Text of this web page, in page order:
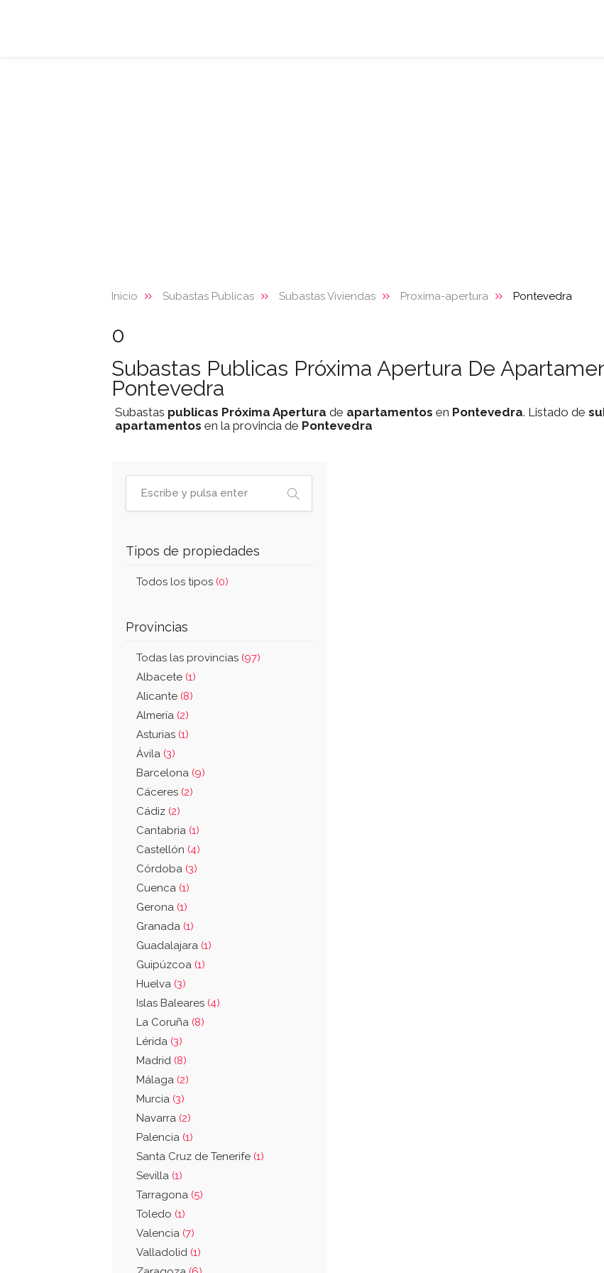
Inicio Subastas Publicas Subastas Viviendas Proxima-apertura Pontevedra
0
Subastas Publicas Próxima Apertura De
Pontevedra
Subastas publicas Próxima Apertura de apartamentos en Pontevedra. Listado de
apartamentos en la provincia de Pontevedra
Tipos de propiedades
Todos los tipos (0)
Provincias
Todas las provincias (97)
Albacete (1)
Alicante (8)
Almería (2)
Asturias (1)
Ávila (3)
Barcelona (9)
Cáceres (2)
Cádiz (2)
Cantabria (1)
Castellón (4)
Córdoba (3)
Cuenca (1)
Gerona (1)
Granada (1)
Guadalajara (1)
Guipúzcoa (1)
Huelva (3)
Islas Baleares (4)
La Coruña (8)
Lérida (3)
Madrid (8)
Málaga (2)
Murcia (3)
Navarra (2)
Palencia (1)
Santa Cruz de Tenerife (1)
Sevilla (1)
Tarragona (5)
Toledo (1)
Valencia (7)
Valladolid (1)